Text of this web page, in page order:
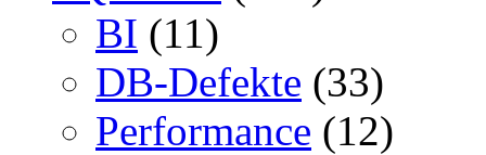
BI (11)
DB-Defekte (33)
Performance (12)